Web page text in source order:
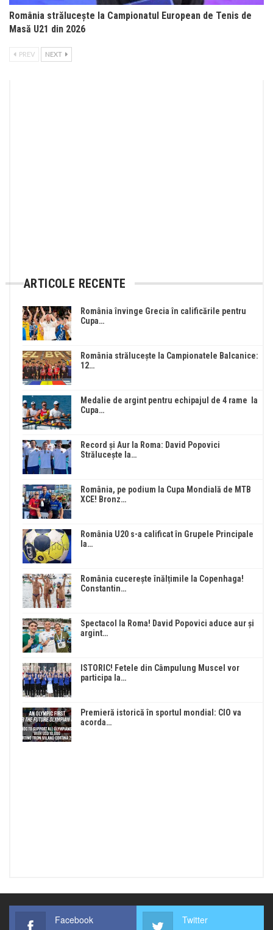
România strălucește la Campionatul European de Tenis de
Masă U21 din 2026
PREV NEXT
ARTICOLE RECENTE
România învinge Grecia în calificările pentru
Cupa…
România strălucește la Campionatele Balcanice:
12…
Medalie de argint pentru echipajul de 4 rame la
Cupa…
Record și Aur la Roma: David Popovici
Strălucește la…
România, pe podium la Cupa Mondială de MTB
XCE! Bronz…
România U20 s-a calificat în Grupele Principale
la…
România cucerește înălțimile la Copenhaga!
Constantin…
Spectacol la Roma! David Popovici aduce aur și
argint…
ISTORIC! Fetele din Câmpulung Muscel vor
participa la…
Premieră istorică în sportul mondial: CIO va
acorda…
Facebook Twitter